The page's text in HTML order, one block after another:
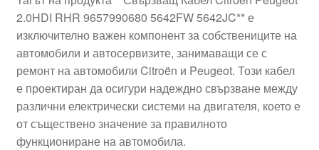
Количка
Контакт
Моята сметка
Плащанията
2.0HDI RHR 9657990680 5642FW 5642JC** е
изключително важен компонент за собствениците на
автомобили и автосервизите, занимаващи се с
ремонт на автомобили Citroën и Peugeot. Този кабел
е проектиран да осигури надеждно свързване между
различни електрически системи на двигателя, което е
от съществено значение за правилното
функциониране на автомобила.